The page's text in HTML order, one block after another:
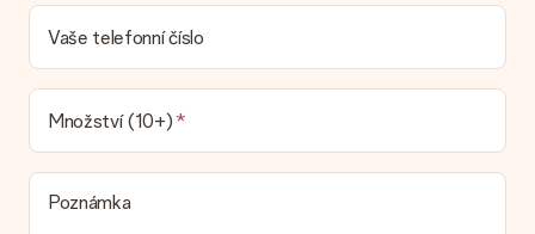
Dodací lhůtu naleznete na stránce produktu. Můžete věřit, že
náš dopravce vám dodá váš dárek.
Jaké možnosti doručení si mohu vybrat?
V současné době není možné zvolit možnost doručení. Dárek,
který chcete objednat, je buď odeslán jako balíček nebo jako
doručování poštovní schránky. Chcete vědět, na kterou
možnost spadá vaše objednávka? Kontaktujte prosím náš
zákaznický servis.
Vaše telefonní číslo
Množství (10+)
Poznámka